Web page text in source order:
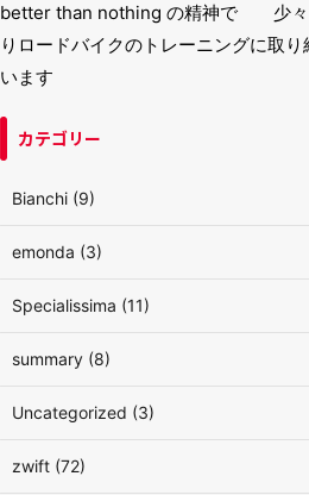
better than nothing の精神で 少々
りロードバイクのトレーニングに取り
います
カテゴリー
Bianchi (9)
emonda (3)
Specialissima (11)
summary (8)
Uncategorized (3)
zwift (72)